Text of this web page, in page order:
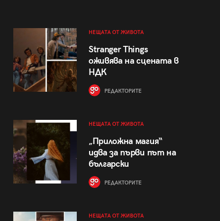
НЕЩАТА ОТ ЖИВОТА
Stranger Things
оживява на сцената в
НДК
РЕДАКТОРИТЕ
НЕЩАТА ОТ ЖИВОТА
„Приложна магия“
идва за първи път на
български
РЕДАКТОРИТЕ
НЕЩАТА ОТ ЖИВОТА